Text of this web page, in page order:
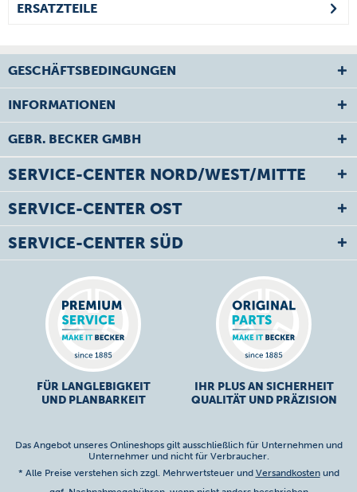
ERSATZTEILE
GESCHÄFTSBEDINGUNGEN
INFORMATIONEN
GEBR. BECKER GMBH
SERVICE-CENTER NORD/WEST/MITTE
SERVICE-CENTER OST
SERVICE-CENTER SÜD
FÜR LANGLEBIGKEIT
UND PLANBARKEIT
IHR PLUS AN SICHERHEIT
QUALITÄT UND PRÄZISION
Das Angebot unseres Onlineshops gilt ausschließlich für Unternehmen und
Unternehmer und nicht für Verbraucher.
* Alle Preise verstehen sich zzgl. Mehrwertsteuer und Versandkostenund